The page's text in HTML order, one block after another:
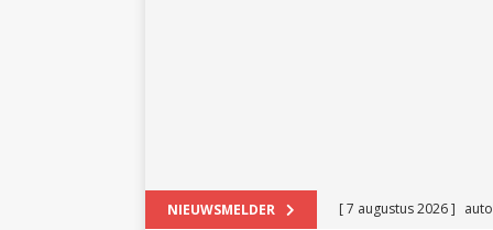
NIEUWSMELDER [ 7 augustus 2026 ]